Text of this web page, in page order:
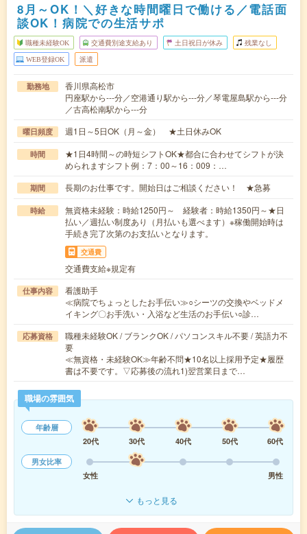
8月～OK！＼好きな時間曜日で働ける／電話面
談OK！病院での生活サポ
職種未経験OK 交通費別途支給あり 土日祝日が休み 残業なし
WEB登録OK 派遣
勤務地
香川県高松市
円座駅から---分／空港通り駅から---分／琴電屋島駅から---分
／古高松南駅から---分
曜日頻度 週1日～5日OK（月～金） ★土日休みOK
時間
★1日4時間～の時短シフトOK★都合に合わせてシフトが決
められますシフト例：7：00～16：009：…
期間 長期のお仕事です。開始日はご相談ください！ ★急募
時給
無資格未経験：時給1250円～ 経験者：時給1350円～★日
払い／週払い制度あり（月払いも選べます）※稼働開始時は
手続き完了次第のお支払いとなります。
交通費
交通費支給※規定有
仕事内容
看護助手
≪病院でちょっとしたお手伝い≫○シーツの交換やベッドメ
イキング〇お手洗い・入浴など生活のお手伝い○診…
応募資格
職種未経験OK / ブランクOK / パソコンスキル不要 / 英語力不
要
≪無資格・未経験OK≫年齢不問★10名以上採用予定★履歴
書は不要です。▽応募後の流れ1)翌営業日まで…
職場の雰囲気
年齢層
20代
30代 40代 50代
60代
男女比率
女性
男性
もっと見る